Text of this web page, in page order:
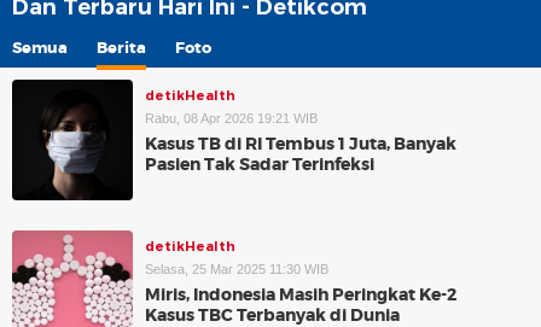
Dan Terbaru Hari Ini - Detikcom
Semua Berita Foto
detikHealth
Rabu, 08 Apr 2026 19:21 WIB
Kasus TB di RI Tembus 1 Juta, Banyak
Pasien Tak Sadar Terinfeksi
detikHealth
Selasa, 25 Mar 2025 11:30 WIB
Miris, Indonesia Masih Peringkat Ke-2
Kasus TBC Terbanyak di Dunia